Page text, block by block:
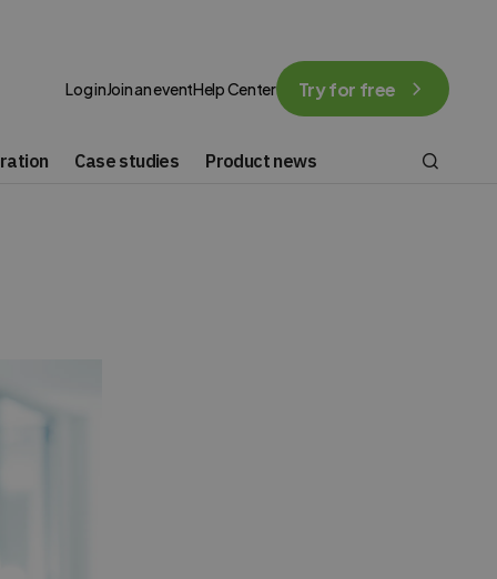
Log inJoin an eventHelp Center Try for free
Case studies Product news